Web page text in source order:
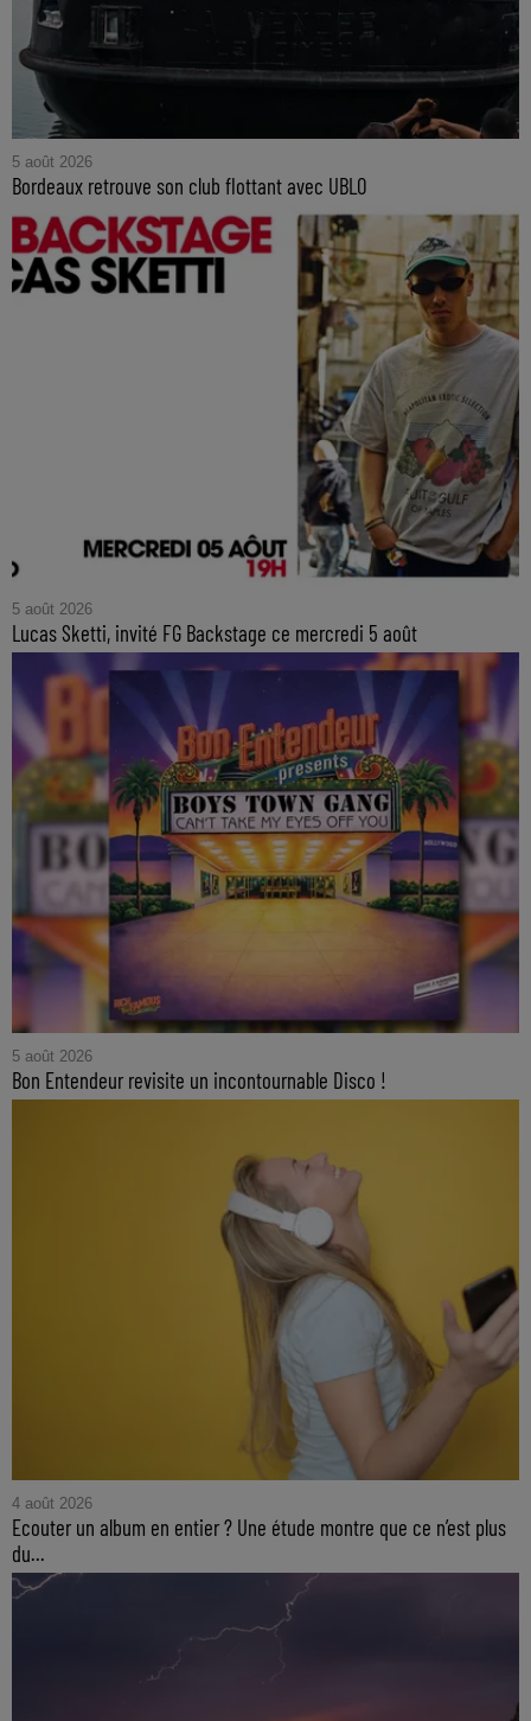
5 août 2026
Bordeaux retrouve son club flottant avec UBLO
5 août 2026
Lucas Sketti, invité FG Backstage ce mercredi 5 août
5 août 2026
Bon Entendeur revisite un incontournable Disco !
4 août 2026
Ecouter un album en entier ? Une étude montre que ce n’est plus
du...